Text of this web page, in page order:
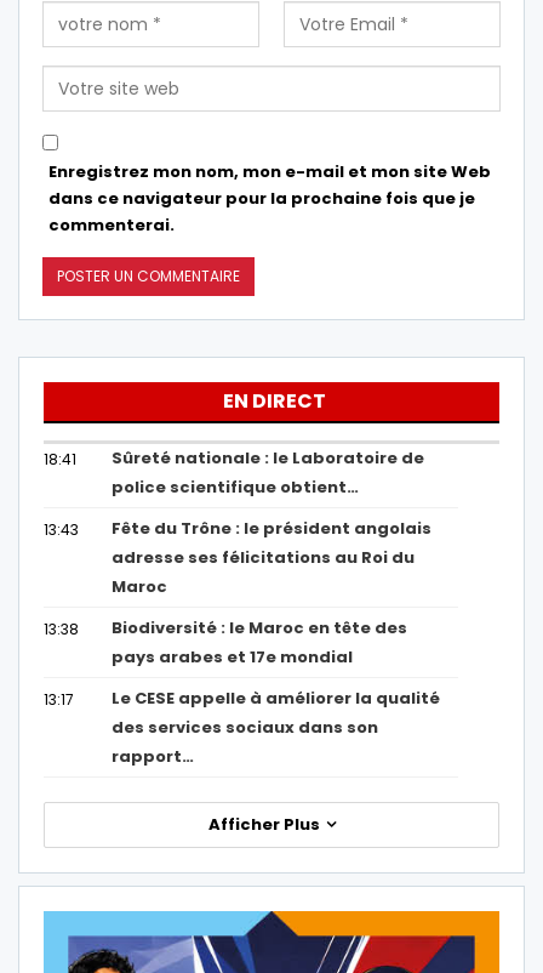
Enregistrez mon nom, mon e-mail et mon site Web
dans ce navigateur pour la prochaine fois que je
commenterai.
EN DIRECT
18:41
Sûreté nationale : le Laboratoire de
police scientifique obtient…
13:43
Fête du Trône : le président angolais
adresse ses félicitations au Roi du
Maroc
13:38
Biodiversité : le Maroc en tête des
pays arabes et 17e mondial
13:17
Le CESE appelle à améliorer la qualité
des services sociaux dans son
rapport…
Afficher Plus